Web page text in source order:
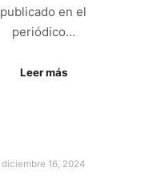
publicado en el
periódico…
Leer más
diciembre 16, 2024